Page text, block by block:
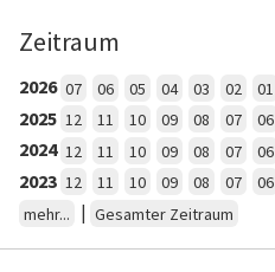
Zeitraum
2026 07 06 05 04 03 02 01
2025 12 11 10 09 08 07 06
2024 12 11 10 09 08 07 06
2023 12 11 10 09 08 07 06
mehr...
| Gesamter Zeitraum